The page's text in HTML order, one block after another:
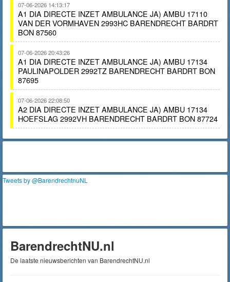
07-06-2026 14:13:17
A1 DIA DIRECTE INZET AMBULANCE JA) AMBU 17110
VAN DER VORMHAVEN 2993HC BARENDRECHT BARDRT
BON 87560
07-06-2026 20:43:26
A1 DIA DIRECTE INZET AMBULANCE JA) AMBU 17134
PAULINAPOLDER 2992TZ BARENDRECHT BARDRT BON
87695
07-06-2026 22:08:50
A2 DIA DIRECTE INZET AMBULANCE JA) AMBU 17134
HOEFSLAG 2992VH BARENDRECHT BARDRT BON 87724
Tweets by @BarendrechtnuNL
BarendrechtNU.nl
De laatste nieuwsberichten van BarendrechtNU.nl